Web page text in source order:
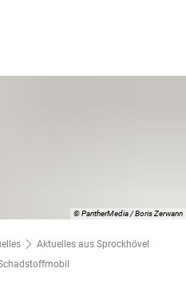
© PantherMedia / Boris Zerwann
Aktuelles aus Sprockhövel